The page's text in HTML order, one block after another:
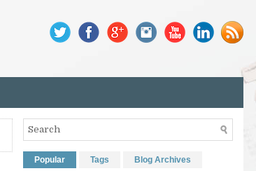
Popular Tags Blog Archives